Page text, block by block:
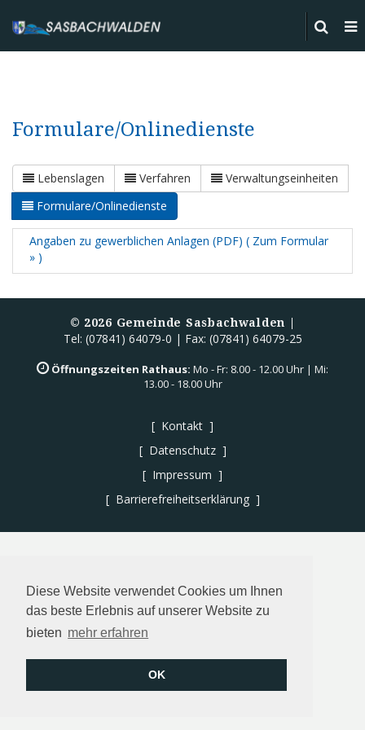
Diese Website verwendet Cookies um Ihnen
das beste Erlebnis auf unserer Website zu
bieten mehr erfahren
OK
Formulare/Onlinedienste
Lebenslagen Verfahren
Verwaltungseinheiten
Formulare/Onlinedienste
Angaben zu gewerblichen Anlagen (PDF) ( Zum Formular
» )
© 2026 Gemeinde Sasbachwalden |
Tel: (07841) 64079-0 | Fax: (07841) 64079-25
Öffnungszeiten Rathaus: Mo - Fr: 8.00 - 12.00 Uhr | Mi:
13.00 - 18.00 Uhr
Kontakt
Datenschutz
Impressum
Barrierefreiheitserklärung